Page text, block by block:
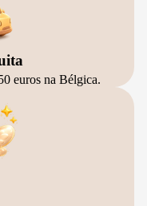
euros na Bélgica.